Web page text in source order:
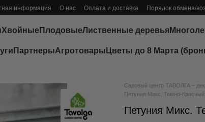
информация О нас Оплата и доставка Порядок обмена/
ХвойныеПлодовыеЛиственные деревья
ПартнерыАгротовары Цветы до 8 Марта
Садовый центр ТАВОЛГА –
Петуния Микс. Темно-
Петуния Микс.